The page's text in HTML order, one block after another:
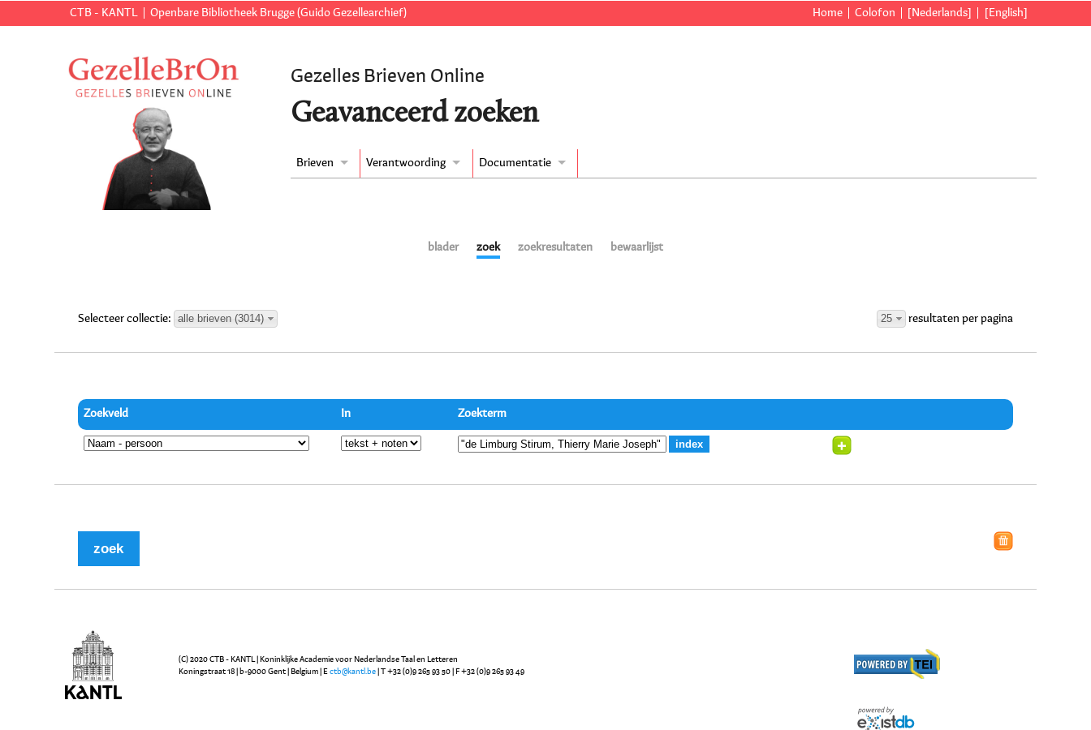
CTB - KANTL Openbare Bibliotheek Brugge (Guido Gezellearchief) Home Colofon [Nederlands] [English]
Gezelles Brieven Online
Geavanceerd zoeken
Brieven Verantwoording Documentatie
blader zoek zoekresultaten bewaarlijst
Selecteer collectie: alle brieven (3014) 25 resultaten per pagina
Zoekveld In Zoekterm
(C) 2020 CTB - KANTL | Koninklijke Academie voor Nederlandse Taal en Letteren
Koningstraat 18 | b-9000 Gent | Belgium | Ectb@kantl.be | T +32 (0)9 265 93 50 | F +32 (0)9 265 93 49